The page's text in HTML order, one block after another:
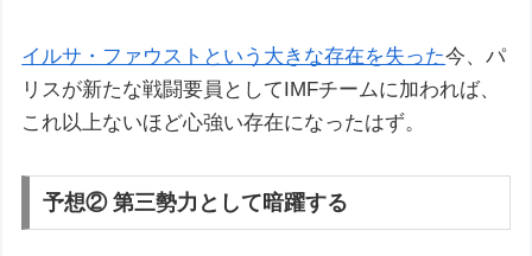
イルサ・ファウストという大きな存在を失った今、パ
リスが新たな戦闘要員としてIMFチームに加われば、
これ以上ないほど心強い存在になったはず。
予想② 第三勢力として暗躍する